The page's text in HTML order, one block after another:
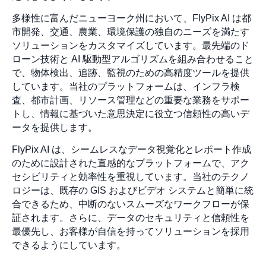
多様性に富んだニューヨーク州において、FlyPix AI は都
市開発、交通、農業、環境保護の独自のニーズを満たす
ソリューションをカスタマイズしています。最先端のド
ローン技術と AI 駆動型アルゴリズムを組み合わせること
で、物体検出、追跡、監視のための高精度ツールを提供
しています。当社のプラットフォームは、インフラ検
査、都市計画、リソース管理などの重要な業務をサポー
トし、情報に基づいた意思決定に役立つ信頼性の高いデ
ータを提供します。
FlyPix AI は、シームレスなデータ視覚化とレポート作成
のために設計された直感的なプラットフォームで、アク
セシビリティと効率性を重視しています。当社のテクノ
ロジーは、既存の GIS およびビデオ システムと簡単に統
合できるため、中断のないスムーズなワークフローが保
証されます。さらに、データのセキュリティと信頼性を
最優先し、お客様が自信を持ってソリューションを採用
できるようにしています。